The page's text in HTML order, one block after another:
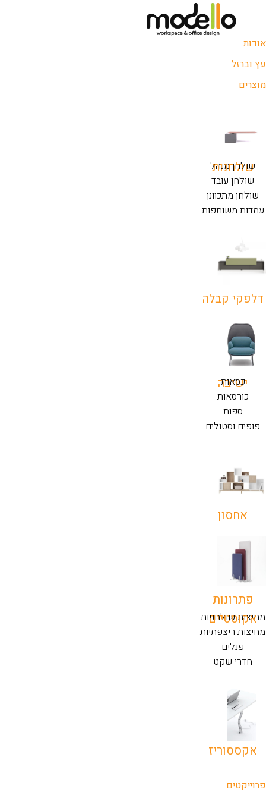
אודות
עץ וברזל
מוצרים
שולחנות
שולחן מנהל
שולחן עובד
שולחן מתכוונן
עמדות משותפות
דלפקי קבלה
ישיבה
כסאות
כורסאות
ספות
פופים וסטולים
אחסון
פתרונות
אקוסטיים
מחיצות שולחניות
מחיצות ריצפתיות
פנלים
חדרי שקט
אקססוריז
פרוייקטים